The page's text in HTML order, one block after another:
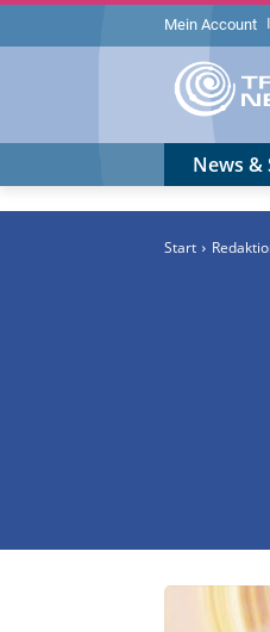
Mein Account
News &
Start